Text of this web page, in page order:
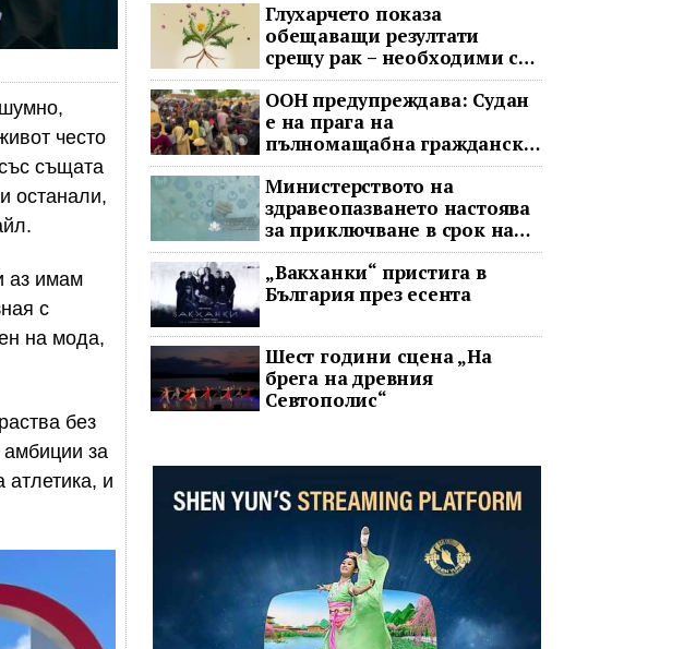
често
същата
останали,
аз имам
с
на мода,
без
за
и
Глухарчето показа
обещаващи резултати
срещу рак – необходими са
изпитания с хора
ООН предупреждава: Судан
е на прага на
пълномащабна гражданска
война
Министерството на
здравеопазването настоява
за приключване в срок на
два ключови строителни
проекта
„Вакханки“ пристига в
България през есента
Шест години сцена „На
брега на древния
Севтополис“